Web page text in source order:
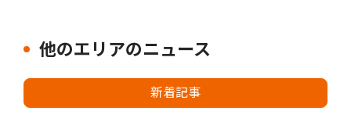
他のエリアのニュース
新着記事